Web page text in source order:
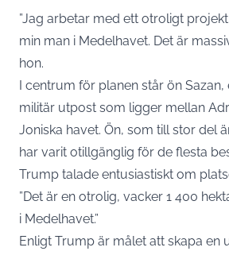
”Jag arbetar med ett otroligt
min man i Medelhavet. Det är
hon.
I centrum för planen står ön Sazan,
militär utpost som ligger mellan
Joniska havet. Ön, som till stor del
har varit otillgänglig för de flesta
Trump talade entusiastiskt om
”Det är en otrolig, vacker 1 400
i Medelhavet.”
Enligt Trump är målet att skapa en